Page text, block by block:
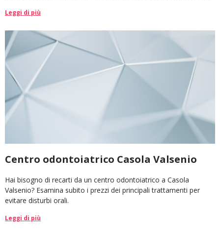
Leggi di più
Centro odontoiatrico Casola Valsenio
Hai bisogno di recarti da un centro odontoiatrico a Casola
Valsenio? Esamina subito i prezzi dei principali trattamenti per
evitare disturbi orali.
Leggi di più